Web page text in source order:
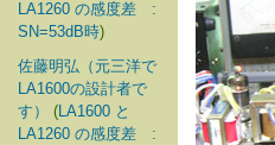
LA1260 の感度差 :
SN=53dB時)
佐藤明弘（元三洋で
LA1600の設計者で
す）
(LA1600 と
LA1260 の感度差 :